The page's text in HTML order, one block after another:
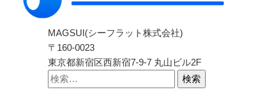
MAGSUI(シーフラット株式会社)
〒160-0023
東京都新宿区西新宿7-9-7 丸山ビル2F
検索: